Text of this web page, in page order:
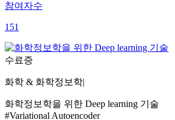
참여자수
151
수료증
화학 & 화학정보학|
화학정보학을 위한 Deep learning 기술
#Variational Autoencoder